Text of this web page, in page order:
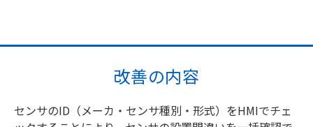
改善の内容
センサのID（メーカ・センサ種別・形式）をHMIでチェ